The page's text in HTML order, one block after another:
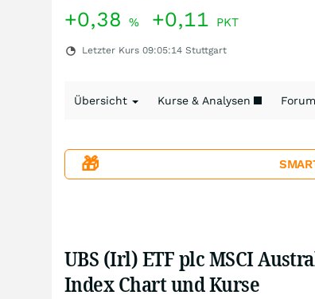
+0,38 % +0,11 PKT
Letzter Kurs 09:05:14 Stuttgart
Übersicht Kurse & Analysen Forum
🎁
UBS (Irl) ETF plc MSCI
Index Chart und Kurse